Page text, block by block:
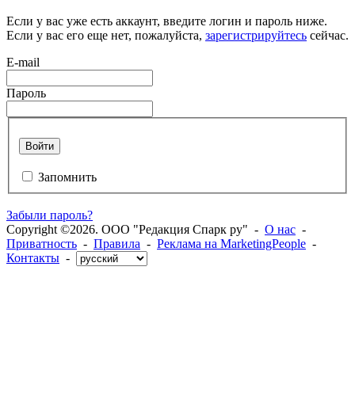
Если у вас уже есть аккаунт, введите логин и пароль ниже.
Если у вас его еще нет, пожалуйста, зарегистрируйтесь сейчас.
E-mail
Пароль
Войти
Запомнить
Забыли пароль?
Copyright ©2026. ООО "Редакция Спарк ру" - О нас -
Приватность - Правила - Реклама на MarketingPeople -
Контакты -